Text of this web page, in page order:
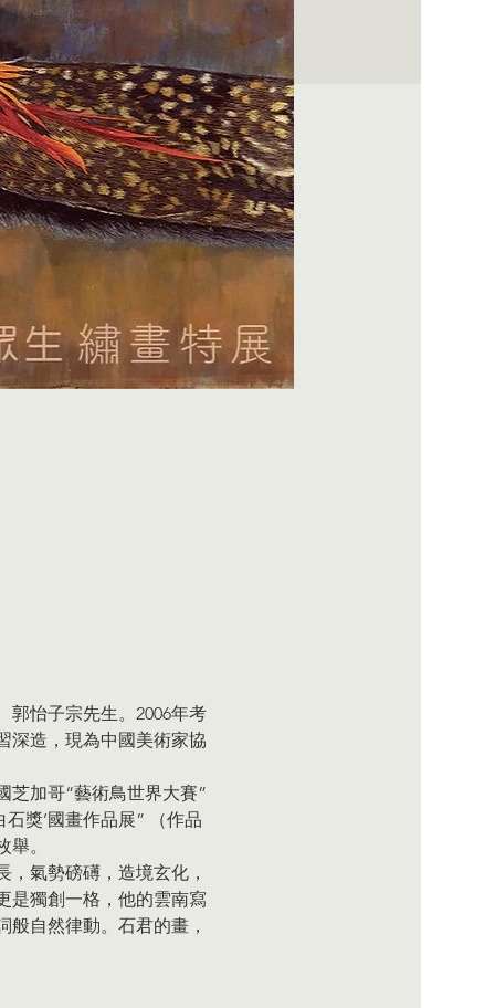
郭怡子宗先生。2006年考
深造，現為中國美術家協
芝加哥“藝術鳥世界大賽”
獎’國畫作品展” （作品
。
氣勢磅礡，造境玄化，
是獨創一格，他的雲南寫
自然律動。石君的畫，